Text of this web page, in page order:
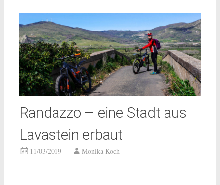
Randazzo – eine Stadt aus
Lavastein erbaut
11/03/2019 Monika Koch